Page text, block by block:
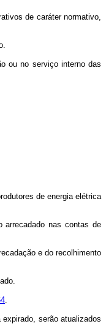
de caráter normativo,
ou no serviço interno das
de energia elétrica
nas contas de
e do recolhimento
.
serão atualizados